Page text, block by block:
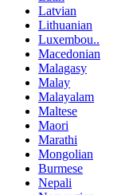
Latvian
Lithuanian
Luxembou..
Macedonian
Malagasy
Malay
Malayalam
Maltese
Maori
Marathi
Mongolian
Burmese
Nepali